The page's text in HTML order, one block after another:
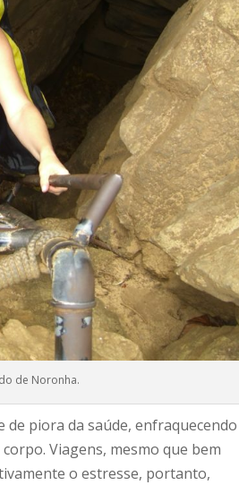
de Noronha.
piora da saúde,
Viagens, mesmo que bem
o estresse, portanto,